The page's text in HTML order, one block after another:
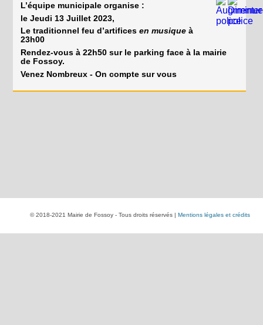
L’équipe municipale organise :
le Jeudi 13 Juillet 2023,
Le traditionnel feu d’artifices en musiqueà
23h00
Rendez-vous à 22h50 sur le parking face à la mairie
de Fossoy.
Venez Nombreux - On compte sur vous
© 2018-2021 Mairie de Fossoy - Tous droits réservés | Mentions légales et crédits